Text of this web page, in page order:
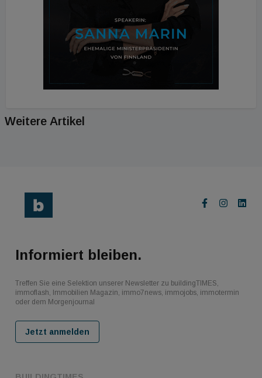
Weitere Artikel
Informiert bleiben.
Treffen Sie eine Selektion unserer Newsletter zu buildingTIMES,
immoflash, Immobilien Magazin, immo7news, immojobs, immotermin
oder dem Morgenjournal
Jetzt anmelden